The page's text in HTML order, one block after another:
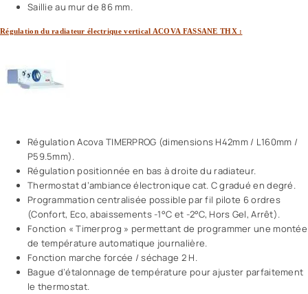
Saillie au mur de 86 mm.
Régulation du radiateur électrique vertical ACOVA FASSANE THX :
Régulation Acova TIMERPROG (dimensions H42mm / L160mm /
P59.5mm).
Régulation positionnée en bas à droite du radiateur.
Thermostat d’ambiance électronique cat. C gradué en degré.
Programmation centralisée possible par fil pilote 6 ordres
(Confort, Eco, abaissements -1°C et -2°C, Hors Gel, Arrêt).
Fonction « Timerprog » permettant de programmer une montée
de température automatique journalière.
Fonction marche forcée / séchage 2 H.
Bague d’étalonnage de température pour ajuster parfaitement
le thermostat.